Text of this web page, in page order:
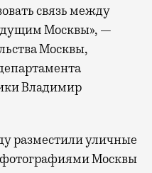
связь между
Москвы», —
Москвы,
Владимир
разместили уличные
Москвы